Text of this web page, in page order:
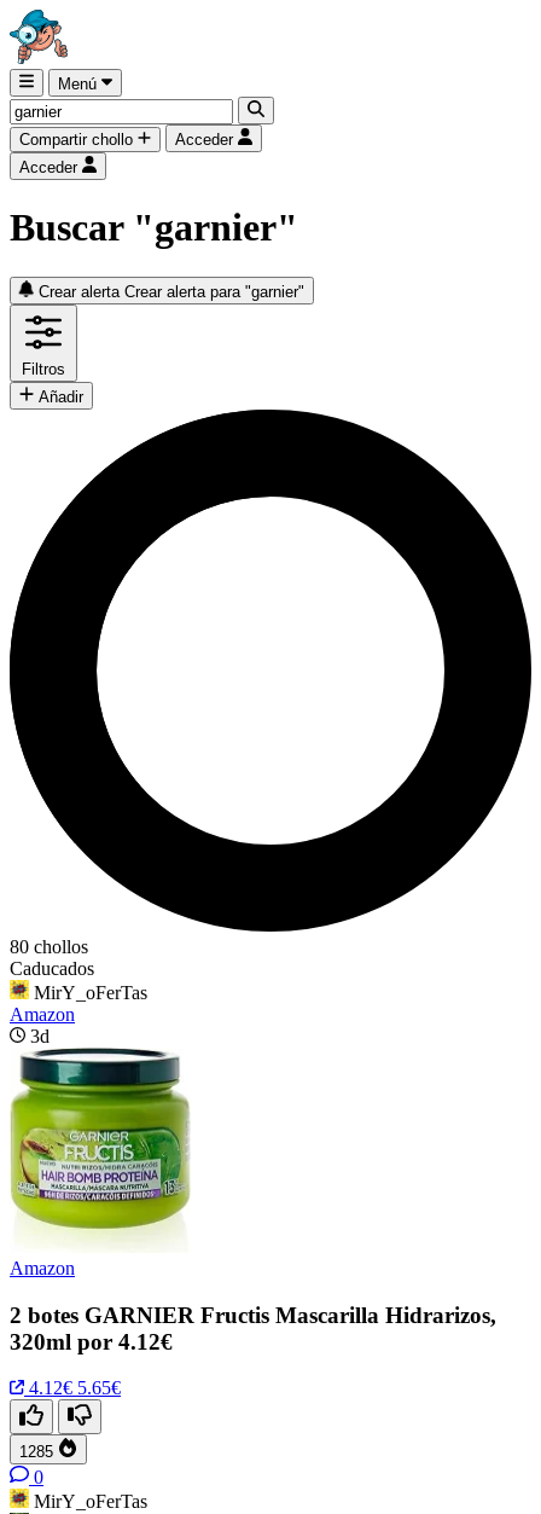
Menú
Compartir chollo
Acceder
Acceder
Buscar "garnier"
Crear alerta Crear alerta para "garnier"
Filtros
Añadir
80 chollos
Caducados
MirY_oFerTas
Amazon
3d
Amazon
2 botes GARNIER Fructis Mascarilla Hidrarizos,
320ml por 4.12€
4.12€ 5.65€
1285
0
MirY_oFerTas